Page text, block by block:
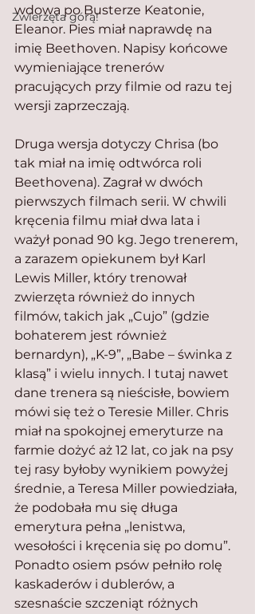
Zwierzęta górą!
wdowa po Busterze Keatonie,
Eleanor. Pies miał naprawdę na
imię Beethoven. Napisy końcowe
wymieniające trenerów
pracujących przy filmie od razu tej
wersji zaprzeczają.
Druga wersja dotyczy Chrisa (bo
tak miał na imię odtwórca roli
Beethovena). Zagrał w dwóch
pierwszych filmach serii. W chwili
kręcenia filmu miał dwa lata i
ważył ponad 90 kg. Jego trenerem,
a zarazem opiekunem był Karl
Lewis Miller, który trenował
zwierzęta również do innych
filmów, takich jak „Cujo” (gdzie
bohaterem jest również
bernardyn), „K-9”, „Babe – świnka z
klasą” i wielu innych. I tutaj nawet
dane trenera są nieścisłe, bowiem
mówi się też o Teresie Miller. Chris
miał na spokojnej emeryturze na
farmie dożyć aż 12 lat, co jak na psy
tej rasy byłoby wynikiem powyżej
średnie, a Teresa Miller powiedziała,
że podobała mu się długa
emerytura pełna „lenistwa,
wesołości i kręcenia się po domu”.
Ponadto osiem psów pełniło rolę
kaskaderów i dublerów, a
szesnaście szczeniąt różnych